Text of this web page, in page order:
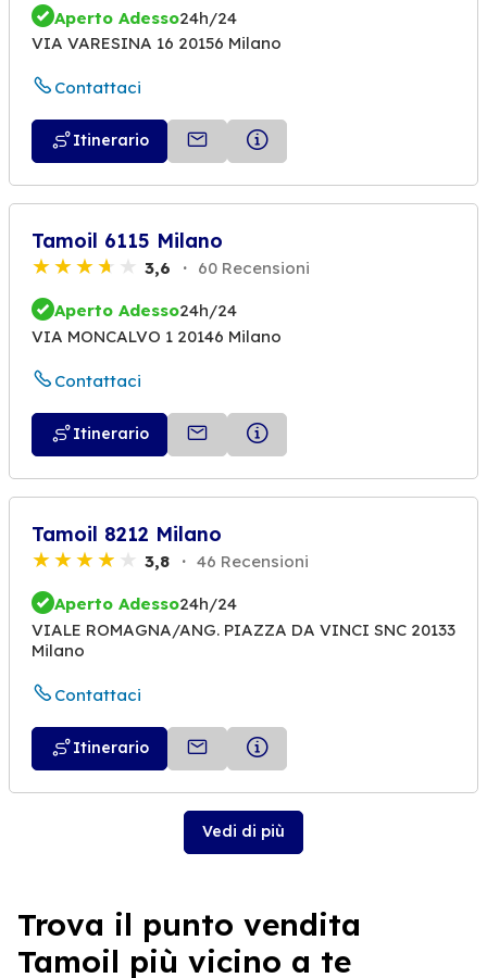
Aperto Adesso24h/24
VIA VARESINA 16 20156 Milano
Contattaci
Itinerario
Tamoil 6115 Milano
3,6 60 Recensioni
Aperto Adesso24h/24
VIA MONCALVO 1 20146 Milano
Contattaci
Itinerario
Tamoil 8212 Milano
3,8 46 Recensioni
Aperto Adesso24h/24
VIALE ROMAGNA/ANG. PIAZZA DA VINCI SNC 20133
Milano
Contattaci
Itinerario
Vedi di più
Trova il punto vendita
Tamoil più vicino a te